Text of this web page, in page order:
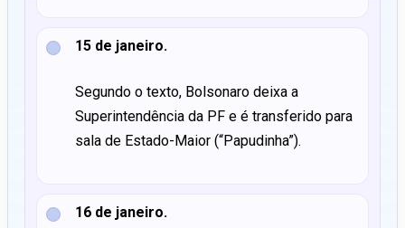
15 de janeiro.
Segundo o texto, Bolsonaro deixa a
Superintendência da PF e é transferido para
sala de Estado-Maior (“Papudinha”).
16 de janeiro.